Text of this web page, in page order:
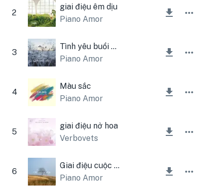
2
giai điệu êm dịu
Piano Amor
3
Tình yêu buổi sáng
Piano Amor
4
Màu sắc
Piano Amor
5
giai điệu nở hoa
Verbovets
6
Giai điệu cuộc sống
Piano Amor